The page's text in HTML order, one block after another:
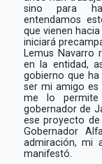
sino para
entendamos
que vienen
iniciará
Lemus Navarro
en la entidad,
gobierno que ha
ser mi amigo es
me lo permite
gobernador de
ese proyecto
Gobernador
admiración, mi
manifestó.